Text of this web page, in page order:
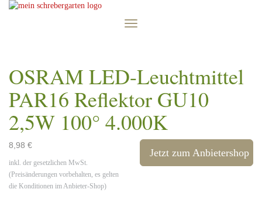
Skip
Toggle
OSRAM LED-Leuchtmittel
PAR16 Reflektor GU10
2,5W 100° 4.000K
8,98 €
inkl. der gesetzlichen MwSt.
(Preisänderungen vorbehalten, es gelten
die Konditionen im Anbieter-Shop)
Jetzt zum Anbietershop